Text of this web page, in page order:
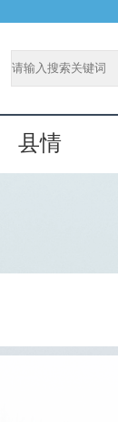
县情